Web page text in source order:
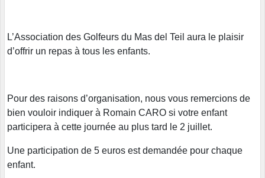
L’Association des Golfeurs du Mas del Teil aura le plaisir
d’offrir un repas à tous les enfants.
Pour des raisons d’organisation, nous vous remercions de
bien vouloir indiquer à Romain CARO si votre enfant
participera à cette journée au plus tard le 2 juillet.
Une participation de 5 euros est demandée pour chaque
enfant.